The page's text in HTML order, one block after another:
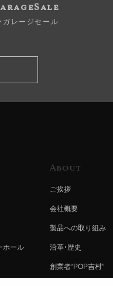
ガレージセール
ホール
About
ご挨拶
会社概要
製品への取り組み
沿革・歴史
創業者“POP吉村”